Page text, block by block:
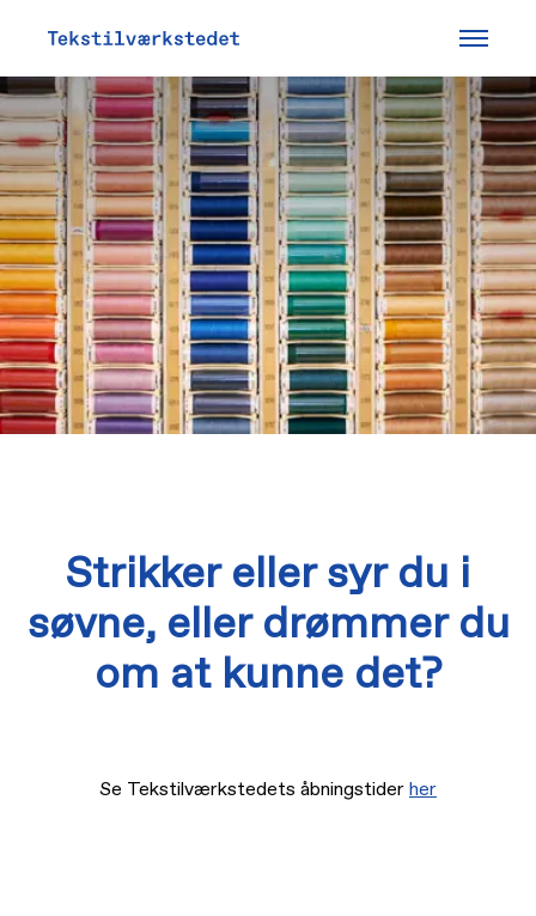
Tekstilværkstedet
Strikker eller syr du i
søvne, eller drømmer du
om at kunne det?
Se Tekstilværkstedets åbningstiderher